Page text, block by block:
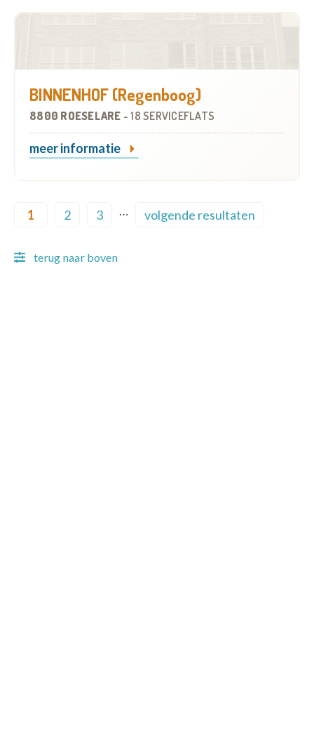
BINNENHOF (Regenboog)
8800 ROESELARE -18 SERVICEFLATS
meer informatie
1 2 3
…
volgende resultaten
terug naar boven